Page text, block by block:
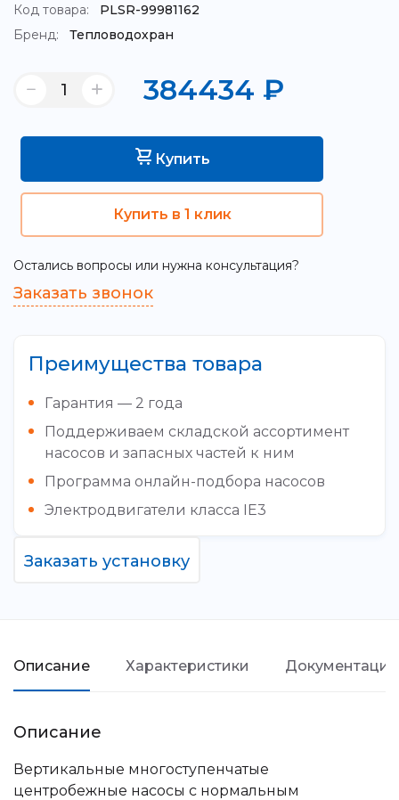
Код товара:
PLSR-99981162
Бренд:
Тепловодохран
384434 ₽
Купить
Купить в 1 клик
Остались вопросы или нужна консультация?
Заказать звонок
Преимущества товара
Гарантия — 2 года
Поддерживаем складской ассортимент
насосов и запасных частей к ним
Программа онлайн-подбора насосов
Электродвигатели класса IE3
Заказать установку
Описание Характеристики
Описание
Вертикальные многоступенчатые
центробежные насосы с нормальным